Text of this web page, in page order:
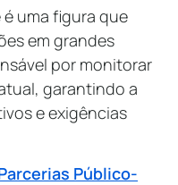
uma figura que
em grandes
por monitorar
garantindo a
e exigências
Público-